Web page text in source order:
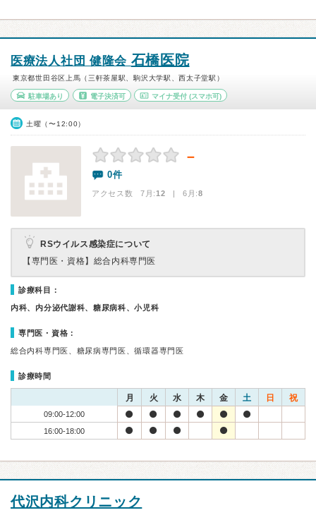
医療法人社団 健隆会 石橋医院
東京都世田谷区上馬（三軒茶屋駅、駒沢大学駅、西太子堂駅）
駐車場あり 電子決済可 マイナ受付 (スマホ可)
土曜（〜12:00）
－
0件
アクセス数 7月:12 | 6月:8
RSウイルス感染症について
【専門医・資格】 総合内科専門医
診療科目：
内科、内分泌代謝科、糖尿病科、小児科
専門医・資格：
総合内科専門医、糖尿病専門医、循環器専門医
診療時間
月 火 水 木 金 土 日 祝
09:00-12:00
16:00-18:00
代沢内科クリニック